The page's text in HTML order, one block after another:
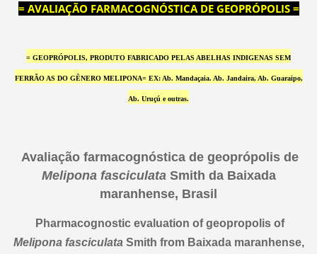
= AVALIAÇÃO FARMACOGNÓSTICA DE GEOPRÓPOLIS =
= GEOPRÓPOLIS, PRODUTO FABRICADO PELAS ABELHAS INDIGENAS SEM
FERRÃO AS DO GÊNERO MELIPONA= EX: Ab. Mandaçaia. Ab. Jandaira, Ab. Guaraipo,
Ab. Uruçú e outras.
Avaliação farmacognóstica de geoprópolis de
Melipona fasciculata Smith da Baixada
maranhense, Brasil
Pharmacognostic evaluation of geopropolis of
Melipona fasciculata Smith from Baixada maranhense,